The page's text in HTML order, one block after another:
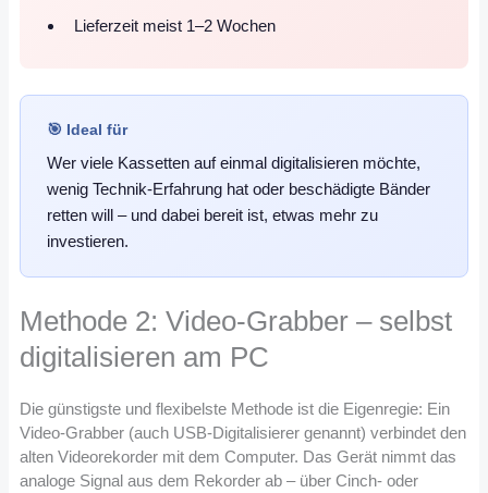
Lieferzeit meist 1–2 Wochen
🎯 Ideal für
Wer viele Kassetten auf einmal digitalisieren möchte,
wenig Technik-Erfahrung hat oder beschädigte Bänder
retten will – und dabei bereit ist, etwas mehr zu
investieren.
Methode 2: Video-Grabber – selbst
digitalisieren am PC
Die günstigste und flexibelste Methode ist die Eigenregie: Ein
Video-Grabber (auch USB-Digitalisierer genannt) verbindet den
alten Videorekorder mit dem Computer. Das Gerät nimmt das
analoge Signal aus dem Rekorder ab – über Cinch- oder